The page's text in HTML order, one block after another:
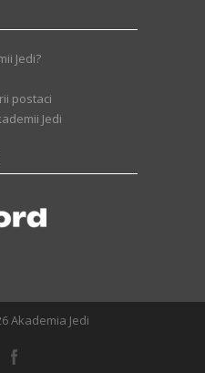
Jedi?
postaci
Jedi
Akademia Jedi